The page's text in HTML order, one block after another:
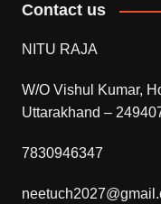
Contact us
NITU RAJA
W/O Vishul Kumar,
Uttarakhand –
7830946347